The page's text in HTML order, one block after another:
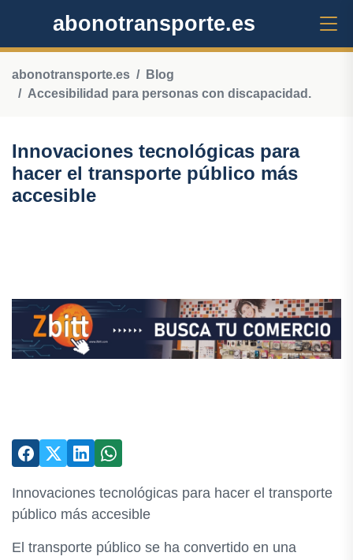
abonotransporte.es
abonotransporte.es
Blog
Accesibilidad para personas con discapacidad.
Innovaciones tecnológicas para
hacer el transporte público más
accesible
Innovaciones tecnológicas para hacer el transporte
público más accesible
El transporte público se ha convertido en una